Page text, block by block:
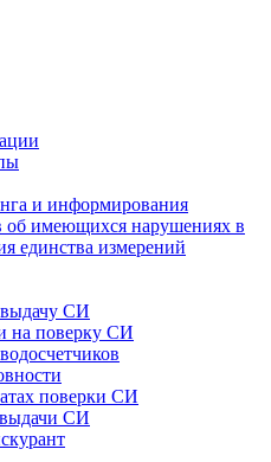
и информирования
об имеющихся нарушениях в
единства измерений
СИ
на поверку СИ
поверки СИ
СИ